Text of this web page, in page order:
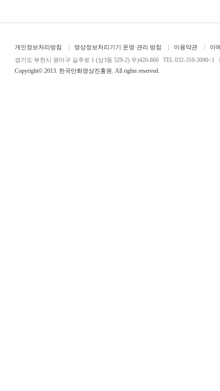
개인정보처리방침 영상정보처리기기 운영·관리 방침 이용약관
이
경기도 부천시 원미구 길주로 1 (상3동 529-2) 우)420-860 TEL 032-310-3090~1
Copyright© 2013. 한국만화영상진흥원. All rights reserved.